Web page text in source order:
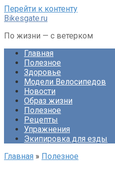
Перейти к контенту
Bikesgate.ru
По жизни — с ветерком
Главная
Полезное
Здоровье
Модели Велосипедов
Новости
Образ жизни
Полезное
Рецепты
Упражнения
Экипировка для езды
Главная » Полезное